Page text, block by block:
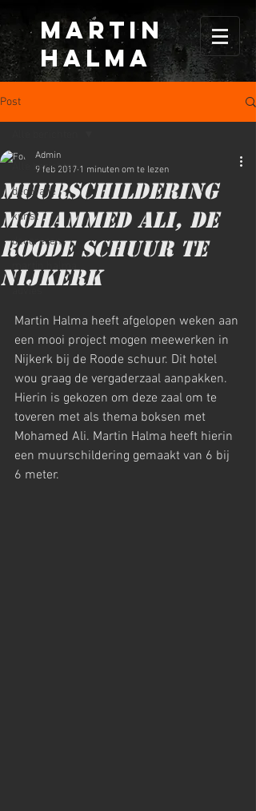
MARTIN
HALma
Post
Alle berichten
decoratie
kunst
decoreren
martin halma
Muurschildering
Mohammed Ali, de
Roode Schuur te
Nijkerk
Admin
9 feb 2017 1 minuten om te lezen
Martin Halma heeft afgelopen weken aan
een mooi project mogen meewerken in
Nijkerk bij de Roode schuur. Dit hotel
wou graag de vergaderzaal aanpakken.
Hierin is gekozen om deze zaal om te
toveren met als thema boksen met
Mohamed Ali. Martin Halma heeft hierin
een muurschildering gemaakt van 6 bij
6 meter.